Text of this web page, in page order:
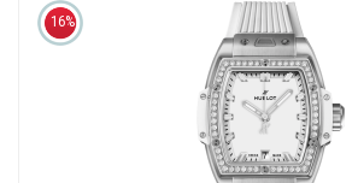
16%